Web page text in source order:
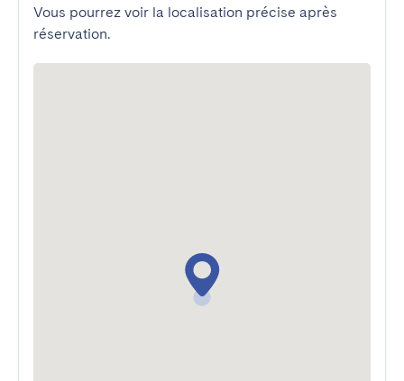
Vous pourrez voir la localisation précise après
réservation.